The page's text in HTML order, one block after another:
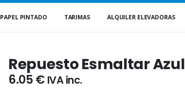
PAPEL PINTADO TARIMAS ALQUILER ELEVADORAS
Repuesto Esmaltar Azul
6.05 € IVA inc.